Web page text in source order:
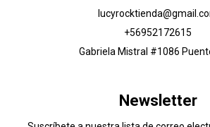
+56952172615
Gabriela Mistral #1086
Newsletter